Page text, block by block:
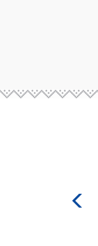
культуры
Российской